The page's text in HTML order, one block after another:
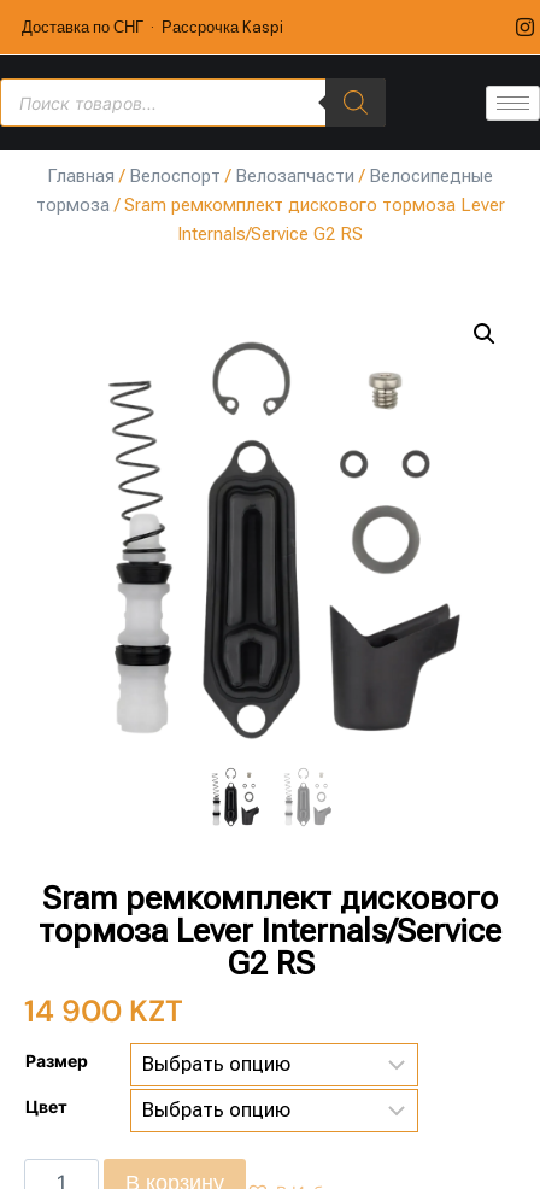
Доставка по СНГ · Рассрочка Kaspi
Главная / Велоспорт / Велозапчасти / Велосипедные
тормоза/ Sram ремкомплект дискового тормоза Lever
Internals/Service G2 RS
Sram ремкомплект дискового
тормоза Lever Internals/Service
G2 RS
14 900 KZT
Размер
Цвет
В корзину